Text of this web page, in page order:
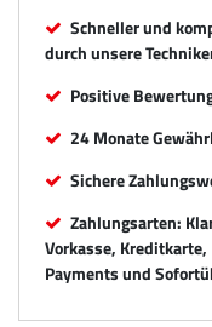
Schneller und
durch unsere
Positive
24 Monate
Sichere
Zahlungsarten:
Vorkasse, Kreditkarte,
Payments und